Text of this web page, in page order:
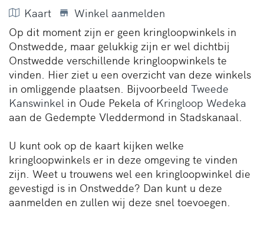
Kaart
Winkel aanmelden
Op dit moment zijn er geen kringloopwinkels in
Onstwedde, maar gelukkig zijn er wel dichtbij
Onstwedde verschillende kringloopwinkels te
vinden. Hier ziet u een overzicht van deze winkels
in omliggende plaatsen. Bijvoorbeeld Tweede
Kanswinkel in Oude Pekela of Kringloop Wedeka
aan de Gedempte Vleddermond in Stadskanaal.
U kunt ook op de kaart kijken welke
kringloopwinkels er in deze omgeving te vinden
zijn. Weet u trouwens wel een kringloopwinkel die
gevestigd is in Onstwedde? Dan kunt u deze
aanmelden en zullen wij deze snel toevoegen.